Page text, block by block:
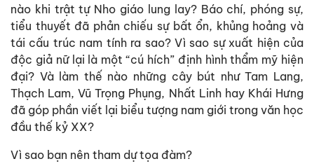
nào khi trật tự Nho giáo lung lay? Báo chí, phóng sự,
tiểu thuyết đã phản chiếu sự bất ổn, khủng hoảng và
tái cấu trúc nam tính ra sao? Vì sao sự xuất hiện của
độc giả nữ lại là một “cú hích” định hình thẩm mỹ hiện
đại? Và làm thế nào những cây bút như Tam Lang,
Thạch Lam, Vũ Trọng Phụng, Nhất Linh hay Khái Hưng
đã góp phần viết lại biểu tượng nam giới trong văn học
đầu thế kỷ XX?
Vì sao bạn nên tham dự tọa đàm?